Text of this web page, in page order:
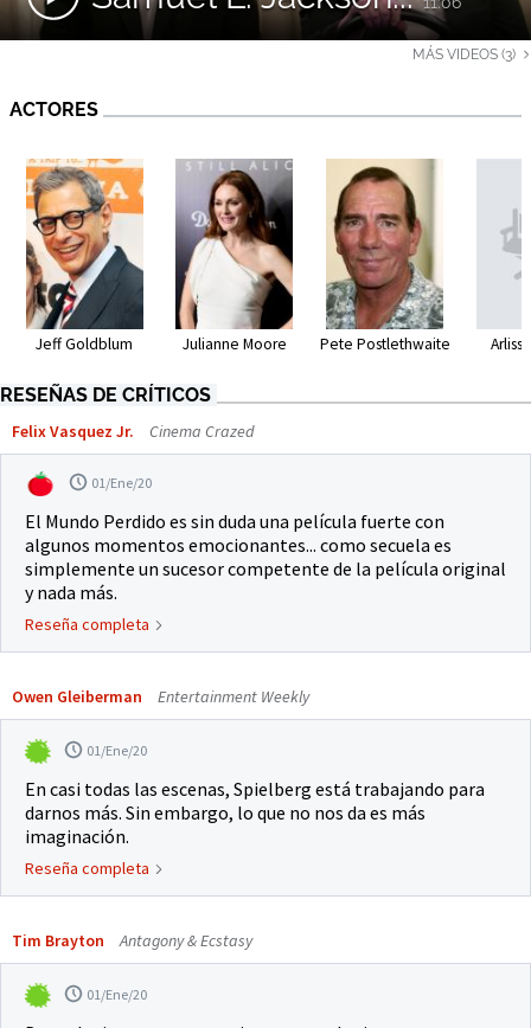
MÁS VIDEOS (3)
ACTORES
Jeff Goldblum Julianne Moore Pete Postlethwaite Arliss
RESEÑAS DE CRÍTICOS
Felix Vasquez Jr. Cinema Crazed
01/Ene/20
El Mundo Perdido es sin duda una película fuerte con
algunos momentos emocionantes... como secuela es
simplemente un sucesor competente de la película original
y nada más.
Reseña completa
Owen Gleiberman Entertainment Weekly
01/Ene/20
En casi todas las escenas, Spielberg está trabajando para
darnos más. Sin embargo, lo que no nos da es más
imaginación.
Reseña completa
Tim Brayton Antagony & Ecstasy
01/Ene/20